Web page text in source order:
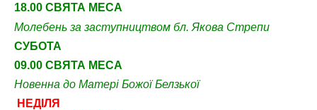
18.00 СВЯТА МЕСА
Молебень за заступництвом бл. Якова Стрепи
СУБОТА
09.00 СВЯТА МЕСА
Новенна до Матері Божої Белзької
НЕДІЛЯ